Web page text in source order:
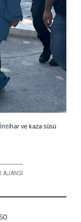
ve kaza süsü
AJANSI